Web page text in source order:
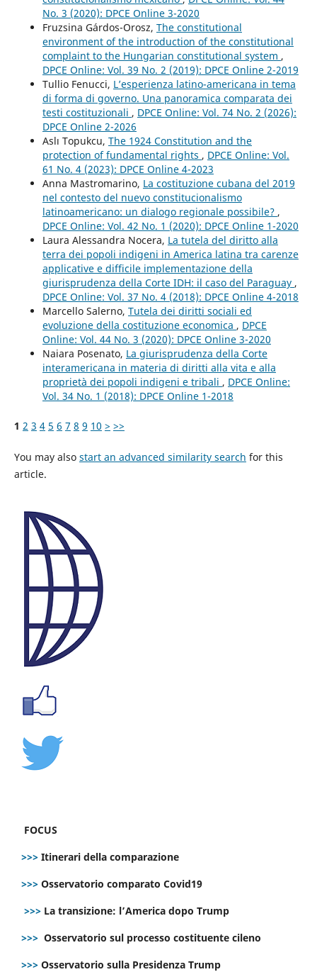
No. 3 (2020): DPCE Online 3-2020
Fruzsina Gárdos-Orosz, The constitutional
environment of the introduction of the constitutional
complaint to the Hungarian constitutional system ,
DPCE Online: Vol. 39 No. 2 (2019): DPCE Online 2-2019
Tullio Fenucci, L’esperienza latino-americana in tema
di forma di governo. Una panoramica comparata dei
testi costituzionali , DPCE Online: Vol. 74 No. 2 (2026):
DPCE Online 2-2026
Aslı Topukcu, The 1924 Constitution and the
protection of fundamental rights , DPCE Online: Vol.
61 No. 4 (2023): DPCE Online 4-2023
Anna Mastromarino, La costituzione cubana del 2019
nel contesto del nuevo constitucionalismo
latinoamericano: un dialogo regionale possibile? ,
DPCE Online: Vol. 42 No. 1 (2020): DPCE Online 1-2020
Laura Alessandra Nocera, La tutela del diritto alla
terra dei popoli indigeni in America latina tra carenze
applicative e difficile implementazione della
giurisprudenza della Corte IDH: il caso del Paraguay ,
DPCE Online: Vol. 37 No. 4 (2018): DPCE Online 4-2018
Marcello Salerno, Tutela dei diritti sociali ed
evoluzione della costituzione economica , DPCE
Online: Vol. 44 No. 3 (2020): DPCE Online 3-2020
Naiara Posenato, La giurisprudenza della Corte
interamericana in materia di diritti alla vita e alla
proprietà dei popoli indigeni e tribali , DPCE Online:
Vol. 34 No. 1 (2018): DPCE Online 1-2018
1 2 3 4 5 6 7 8 9 10 > >>
You may also start an advanced similarity search for this
article.
FOCUS
>>> Itinerari della comparazione
>>> Osservatorio comparato Covid19
>>> La transizione: l’America dopo Trump
>>> Osservatorio sul processo costituente cileno
>>> Osservatorio sulla Presidenza Trump